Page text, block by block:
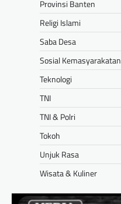
Provinsi Banten
Religi Islami
Saba Desa
Sosial Kemasyarakatan
Teknologi
TNI
TNI & Polri
Tokoh
Unjuk Rasa
Wisata & Kuliner